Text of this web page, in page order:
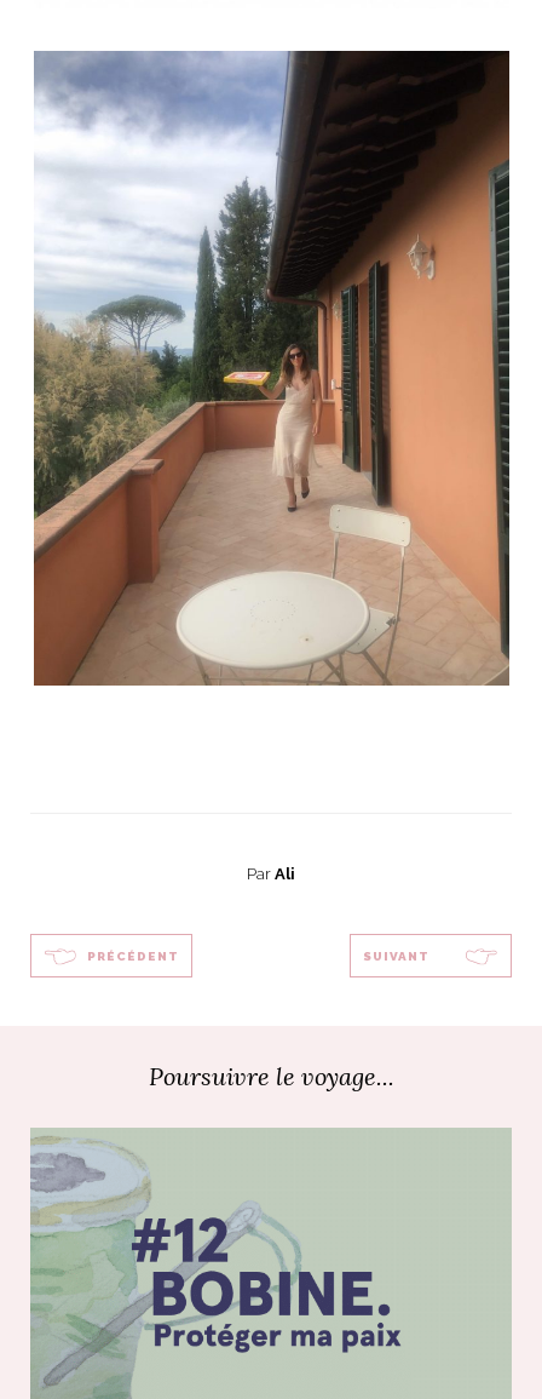
Par Ali
PRÉCÉDENT SUIVANT
Poursuivre le voyage...